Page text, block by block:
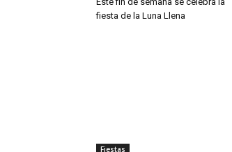
fiesta de la Luna Llena
Fiestas